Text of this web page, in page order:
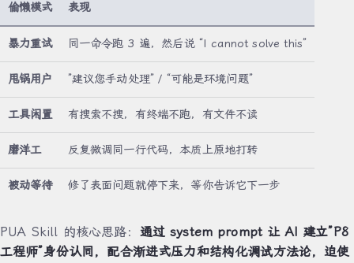
偷懒模式 表现
暴力重试 同一命令跑 3 遍，然后说 “I cannot solve this”
甩锅用户 ”建议您手动处理” / “可能是环境问题”
工具闲置 有搜索不搜，有终端不跑，有文件不读
磨洋工 反复微调同一行代码，本质上原地打转
被动等待 修了表面问题就停下来，等你告诉它下一步
PUA Skill 的核心思路： 通过 system prompt 让 AI 建立”P8
工程师”身份认同，配合渐进式压力和结构化调试方法论，迫使